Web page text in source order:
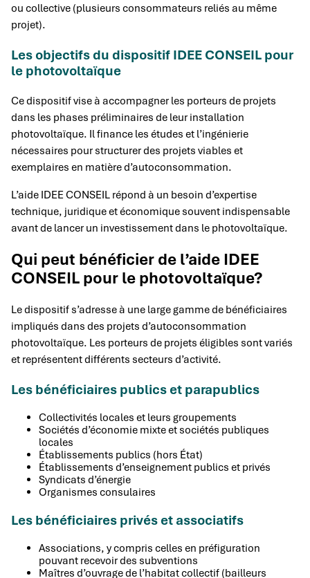
ou collective (plusieurs consommateurs reliés au même
projet).
Les objectifs du dispositif IDEE CONSEIL pour
le photovoltaïque
Ce dispositif vise à accompagner les porteurs de projets
dans les phases préliminaires de leur installation
photovoltaïque. Il finance les études et l’ingénierie
nécessaires pour structurer des projets viables et
exemplaires en matière d’autoconsommation.
L’aide IDEE CONSEIL répond à un besoin d’expertise
technique, juridique et économique souvent indispensable
avant de lancer un investissement dans le photovoltaïque.
Qui peut bénéficier de l’aide IDEE
CONSEIL pour le photovoltaïque?
Le dispositif s’adresse à une large gamme de bénéficiaires
impliqués dans des projets d’autoconsommation
photovoltaïque. Les porteurs de projets éligibles sont variés
et représentent différents secteurs d’activité.
Les bénéficiaires publics et parapublics
Collectivités locales et leurs groupements
Sociétés d’économie mixte et sociétés publiques
locales
Établissements publics (hors État)
Établissements d’enseignement publics et privés
Syndicats d’énergie
Organismes consulaires
Les bénéficiaires privés et associatifs
Associations, y compris celles en préfiguration
pouvant recevoir des subventions
Maîtres d’ouvrage de l’habitat collectif (bailleurs